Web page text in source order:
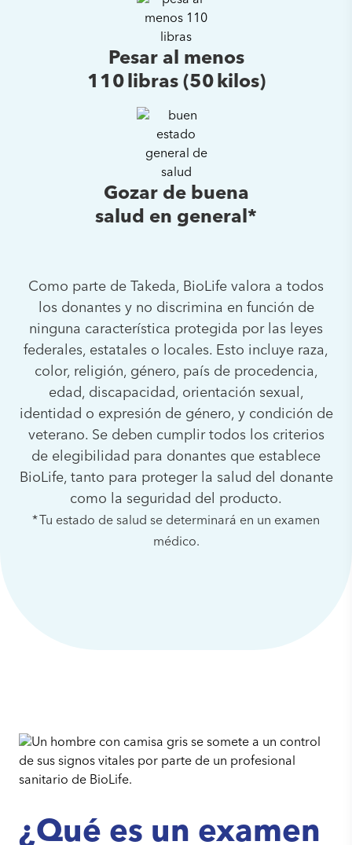
Pesar al menos
110 libras (50 kilos)
Gozar de buena
salud en general*
Como parte de Takeda, BioLife valora a todos
los donantes y no discrimina en función de
ninguna característica protegida por las leyes
federales, estatales o locales. Esto incluye raza,
color, religión, género, país de procedencia,
edad, discapacidad, orientación sexual,
identidad o expresión de género, y condición de
veterano. Se deben cumplir todos los criterios
de elegibilidad para donantes que establece
BioLife, tanto para proteger la salud del donante
como la seguridad del producto.
* Tu estado de salud se determinará en un examen
médico.
¿Qué es un examen